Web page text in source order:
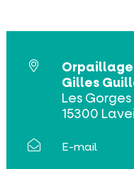
Orpaillage
Gilles
Les
15300
E-mail